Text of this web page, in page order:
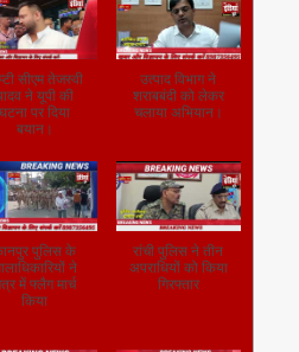
सीएम तेजस्वी
ने यूपी की
घटना पर दिया
बयान।
उत्पाद विभाग ने
शराबबंदी को लेकर
चलाया अभियान।
पुलिस के
ने
में फ्लैग मार्च
किया
रांची पुलिस ने तीन
अपराधियों को किया
गिरफ्तार